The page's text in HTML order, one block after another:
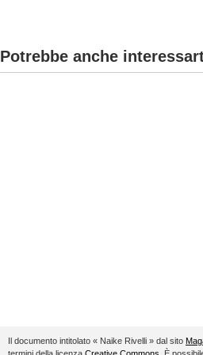
Potrebbe anche
Il documento intitolato « Naike Rivelli » dal sito